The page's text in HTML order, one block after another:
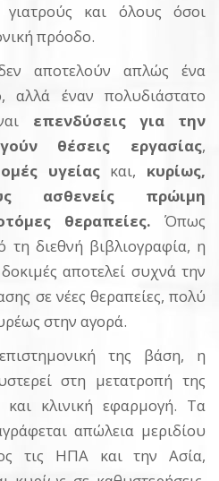
και όλους όσοι
πρόοδο.
αποτελούν απλώς ένα
αλλά έναν πολυδιάστατο
επενδύσεις για την
θέσεις εργασίας,
υγείαςκαι, κυρίως,
ασθενείς πρώιμη
θεραπείες. Όπως
τη διεθνή βιβλιογραφία, η
αποτελεί συχνά την
σε νέες θεραπείες, πολύ
στην αγορά.
της βάση, η
στη μετατροπή της
κλινική εφαρμογή. Τα
απώλεια μεριδίου
τις ΗΠΑ και την Ασία,